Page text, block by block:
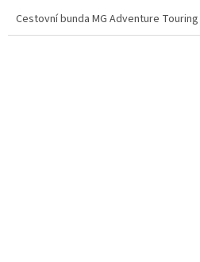
Cestovní bunda MG Adventure Touring